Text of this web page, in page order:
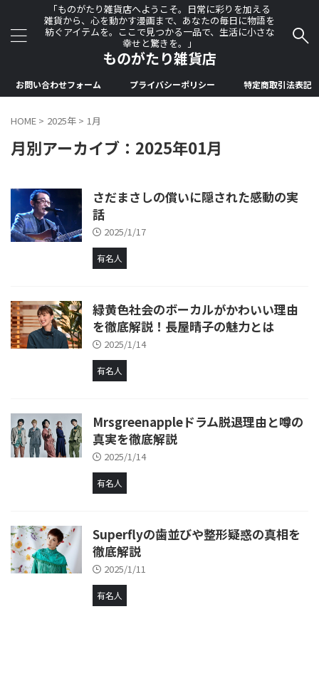
「ものがたり雑貨店へようこそ。日常に彩りを加える
雑貨から、心を動かす漫画まで、あなたの毎日に物語を
紡ぐアイテムを。ここで見つかる一品で、生活に小さな
幸せと驚きを。」
ものがたり雑貨店
お問い合わせフォーム プライバシーポリシー 特定商取引法表記
HOME > 2025年 > 1月
月別アーカイブ：2025年01月
さだまさしの償いに隠された感動の実
話
2025/1/17
有名人
緑黄色社会のボーカルがかわいい理由
を徹底解説！長屋晴子の魅力とは
2025/1/14
有名人
Mrsgreenappleドラム脱退理由と噂の
真実を徹底解説
2025/1/14
有名人
Superflyの歯並びや整形疑惑の真相を
徹底解説
2025/1/11
有名人